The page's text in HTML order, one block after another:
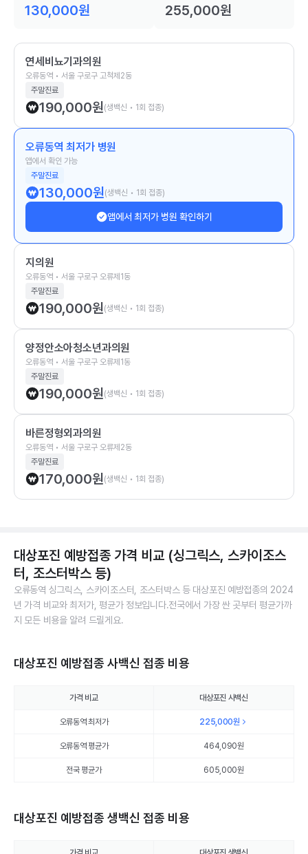
130,000원 255,000원
연세비뇨기과의원
오류동역 • 서울 구로구 고척제2동
주말진료
190,000원(생백신 • 1회 접종)
오류동역 최저가 병원
앱에서 확인 가능
주말진료
130,000원(생백신 • 1회 접종)
앱에서 최저가 병원 확인하기
지의원
오류동역 • 서울 구로구 오류제1동
주말진료
190,000원(생백신 • 1회 접종)
양정안소아청소년과의원
오류동역 • 서울 구로구 오류제1동
주말진료
190,000원(생백신 • 1회 접종)
바른정형외과의원
오류동역 • 서울 구로구 오류제2동
주말진료
170,000원(생백신 • 1회 접종)
대상포진 예방접종 가격 비교 (싱그릭스, 스카이조스
터, 조스터박스 등)
오류동역 싱그릭스, 스카이조스터, 조스터박스 등 대상포진 예방접종의 2024
년 가격 비교와 최저가, 평균가 정보입니다.전국에서 가장 싼 곳부터 평균가까
지 모든 비용을 알려 드릴게요.
대상포진 예방접종 사백신 접종 비용
가격 비교 대상포진 사백신
오류동역 최저가 225,000원
오류동역 평균가 464,090원
전국 평균가 605,000원
대상포진 예방접종 생백신 접종 비용